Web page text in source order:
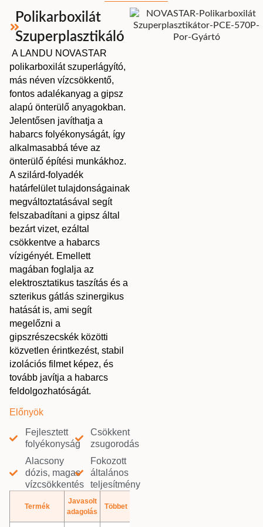
Polikarboxilát
Szuperplasztikáló
A LANDU NOVASTAR
polikarboxilát szuperlágyító,
más néven vízcsökkentő,
fontos adalékanyag a gipsz
alapú önterülő anyagokban.
Jelentősen javíthatja a
habarcs folyékonyságát, így
alkalmasabbá téve az
önterülő építési munkákhoz.
A szilárd-folyadék
határfelület tulajdonságainak
megváltoztatásával segít
felszabadítani a gipsz által
bezárt vizet, ezáltal
csökkentve a habarcs
vízigényét. Emellett
magában foglalja az
elektrosztatikus taszítás és a
szterikus gátlás szinergikus
hatását is, ami segít
megelőzni a
gipszrészecskék közötti
közvetlen érintkezést, stabil
izolációs filmet képez, és
tovább javítja a habarcs
feldolgozhatóságát.
Előnyök
Fejlesztett
folyékonyság
Alacsony
dózis, magas
vízcsökkentés
Csökkent
zsugorodás
Fokozott
általános
teljesítmény
Termék
Javasolt
adagolás
Többet